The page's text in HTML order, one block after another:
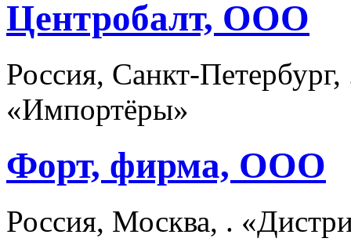
Центробалт, ООО
Россия, Санкт-
«Импортёры»
Форт, фирма, ООО
Россия, Москва, .